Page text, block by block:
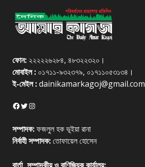
ফোন: ২২২২২৬২৮৪, ৪৮৩২২৩২০।
মোবাইল : ০১৭১১-৯৩২৩৭৯, ০১৭১১০৫৩১৩৪।
ই-মেইল :dainikamarkagoj@gmail.com
Facebook
Twitter
Instagram
সম্পাদক:ফজলুল হক ভূইয়া রানা
নির্বাহী সম্পাদক:তোফায়েল হোসেন